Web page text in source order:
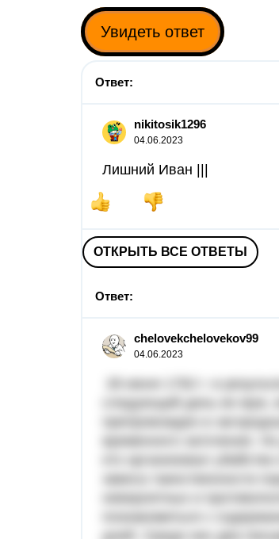
Увидеть ответ
Ответ:
nikitosik1296
04.06.2023
Лишний Иван |||
ОТКРЫТЬ ВСЕ ОТВЕТЫ
Ответ:
chelovekchelovekov99
04.06.2023
28 июня 1762 г. в
следующий день ее муж,